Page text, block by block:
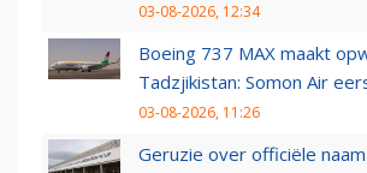
03-08-2026, 12:34
Boeing 737 MAX maakt
Tadzjikistan: Somon Air
03-08-2026, 11:26
Geruzie over officiële